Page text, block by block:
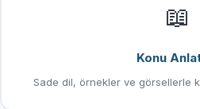
📖
Konu
Sade dil, örnekler ve görsellerle